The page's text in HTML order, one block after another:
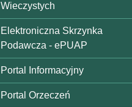
Wieczystych
Elektroniczna Skrzynka
Podawcza - ePUAP
Portal Informacyjny
Portal Orzeczeń